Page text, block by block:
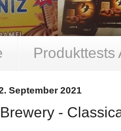
Produkttests
September 2021
-